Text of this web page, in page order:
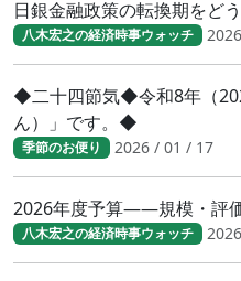
日銀金融政策の転換期をど
八木宏之の経済時事ウォッチ
◆二十四節気◆令和8年（
ん）」です。◆
季節のお便り 2026 / 01 / 17
2026年度予算――規模・評
八木宏之の経済時事ウォッチ